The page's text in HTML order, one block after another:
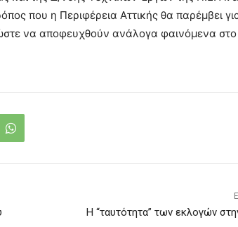
που η Περιφέρεια Αττικής θα παρέμβει
να αποφευχθούν ανάλογα φαινόμενα
Η “ταυτότητα” των εκλογών